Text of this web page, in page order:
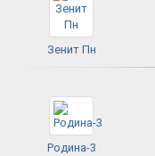
Зенит Пн
Родина-3